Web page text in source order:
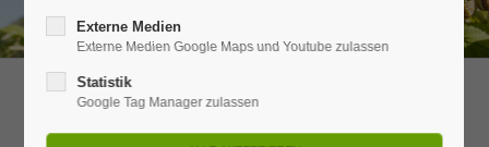
Externe Medien
Externe Medien Google Maps und Youtube zulassen
Statistik
Google Tag Manager zulassen
Preistransparenz